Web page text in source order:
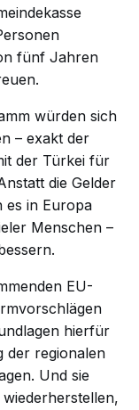
fünf Jahren
würden sich
– exakt der
der Türkei für
die Gelder
es in Europa
Menschen –
EU-
hierfür
der regionalen
Und sie